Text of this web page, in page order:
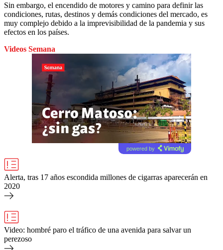
Sin embargo, el encendido de motores y camino para definir las
condiciones, rutas, destinos y demás condiciones del mercado, es
muy complejo debido a la imprevisibilidad de la pandemia y sus
efectos en los países.
Videos Semana
powered by
Alerta, tras 17 años escondida millones de cigarras aparecerán en
2020
Video: hombré paro el tráfico de una avenida para salvar un
perezoso